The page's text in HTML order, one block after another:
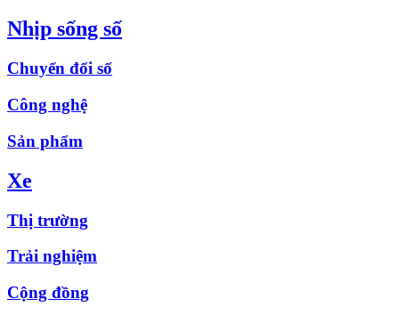
Nhịp sống số
Chuyển đổi số
Công nghệ
Sản phẩm
Xe
Thị trường
Trải nghiệm
Cộng đồng